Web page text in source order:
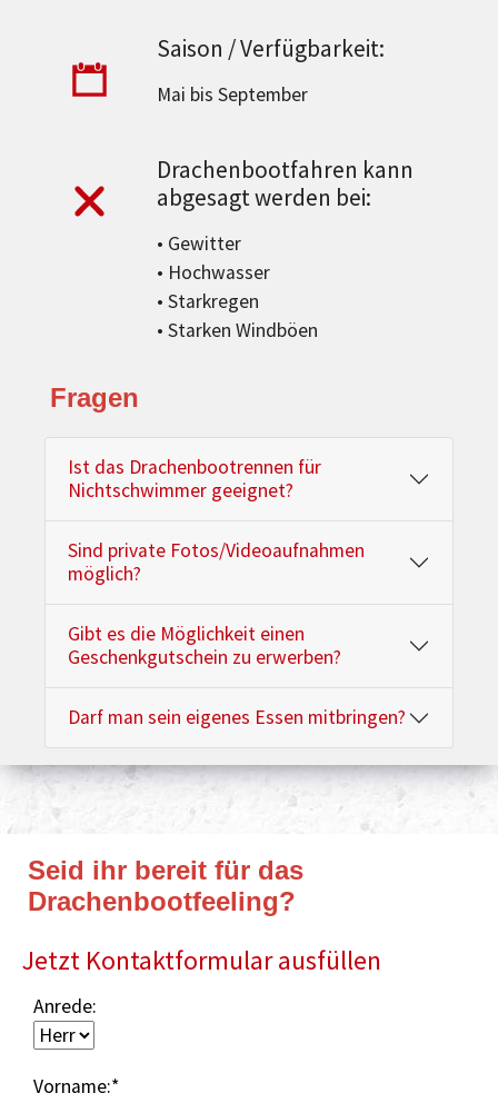
Saison / Verfügbarkeit:
Mai bis September
Drachenbootfahren kann
abgesagt werden bei:
• Gewitter
• Hochwasser
• Starkregen
• Starken Windböen
Fragen
Ist das Drachenbootrennen für
Nichtschwimmer geeignet?
Sind private Fotos/Videoaufnahmen
möglich?
Gibt es die Möglichkeit einen
Geschenkgutschein zu erwerben?
Darf man sein eigenes Essen mitbringen?
Seid ihr bereit für das
Drachenbootfeeling?
Jetzt Kontaktformular ausfüllen
Anrede:
Vorname:*